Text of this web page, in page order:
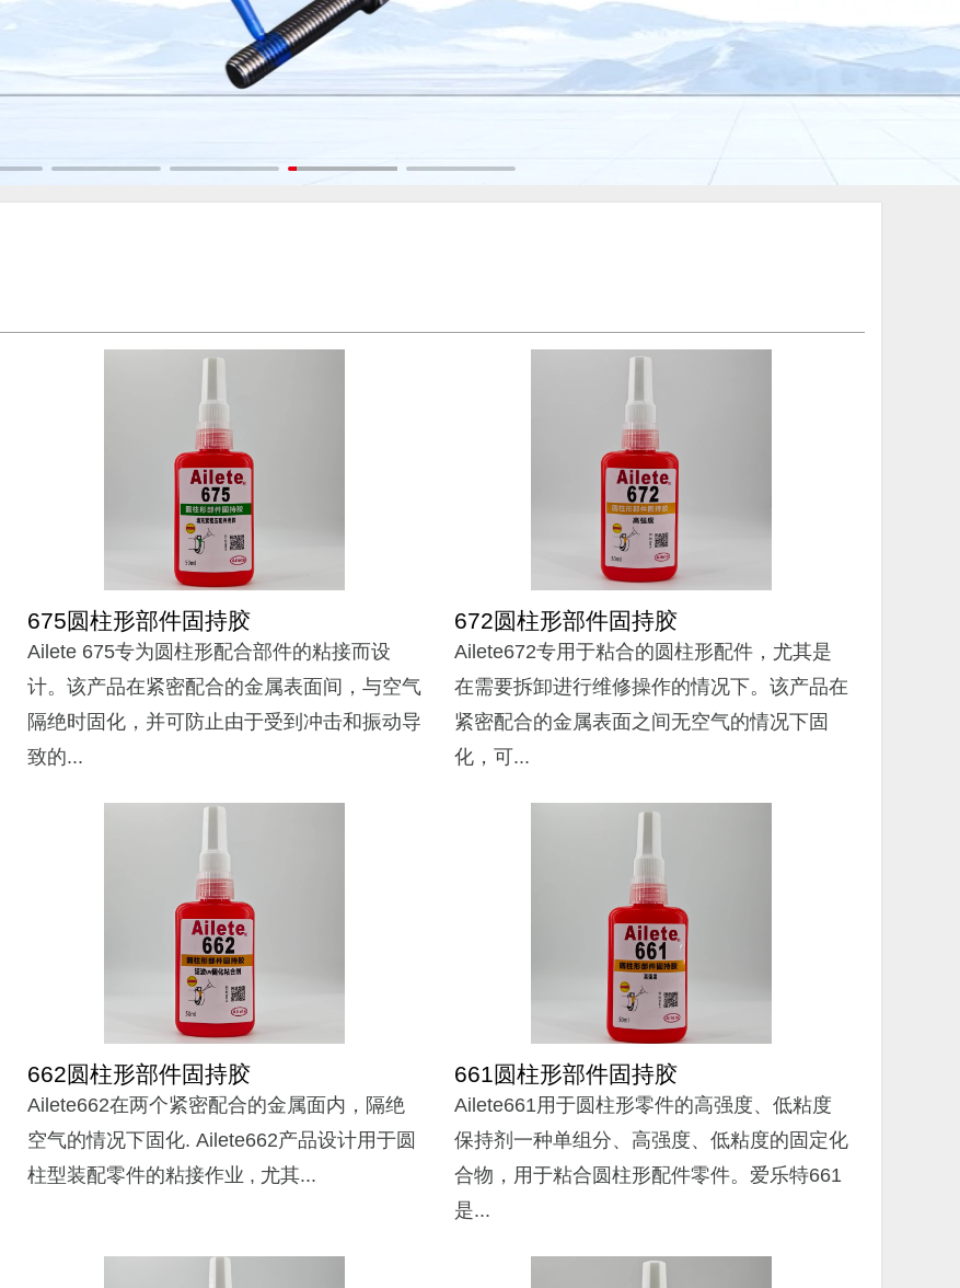
675圆柱形部件固持胶
Ailete 675专为圆柱形配合部件的粘接而设
计。该产品在紧密配合的金属表面间，与空气
隔绝时固化，并可防止由于受到冲击和振动导
致的...
672圆柱形部件固持胶
Ailete672专用于粘合的圆柱形配件，尤其是
在需要拆卸进行维修操作的情况下。该产品在
紧密配合的金属表面之间无空气的情况下固
化，可...
662圆柱形部件固持胶
Ailete662在两个紧密配合的金属面内，隔绝
空气的情况下固化. Ailete662产品设计用于圆
柱型装配零件的粘接作业 , 尤其...
661圆柱形部件固持胶
Ailete661用于圆柱形零件的高强度、低粘度
保持剂一种单组分、高强度、低粘度的固定化
合物，用于粘合圆柱形配件零件。爱乐特661
是...